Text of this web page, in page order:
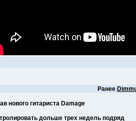
Ранее
нового гитариста Damage
дольше трех недель подряд